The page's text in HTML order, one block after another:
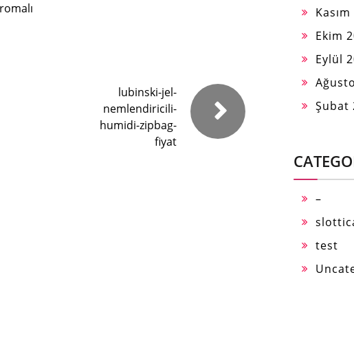
lubinski-jel-
nemlendiricili-
humidi-zipbag-
fiyat
Ekim
Eylül
Şubat
–
test